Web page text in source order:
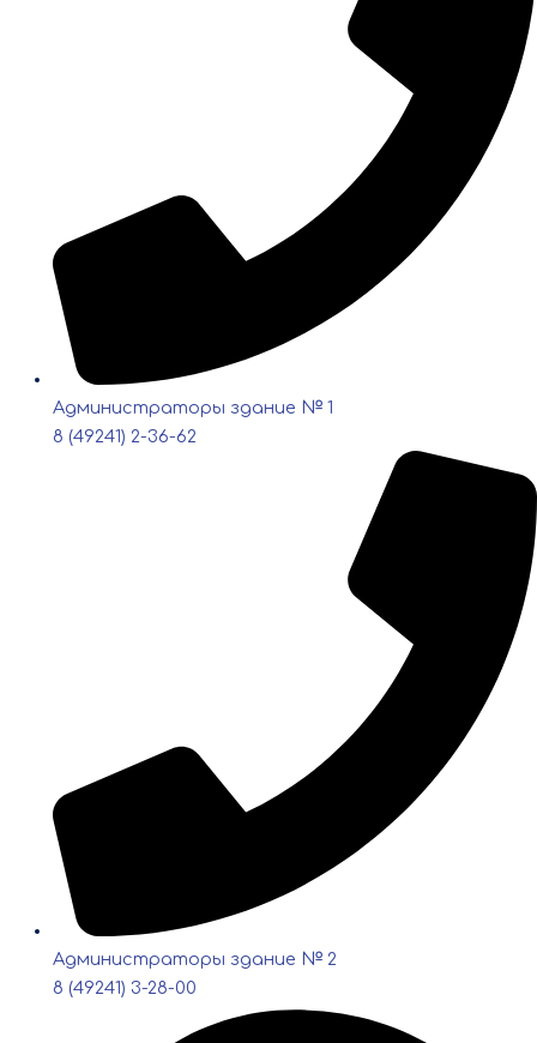
Администраторы здание № 1
8 (49241) 2-36-62
Администраторы здание № 2
8 (49241) 3-28-00